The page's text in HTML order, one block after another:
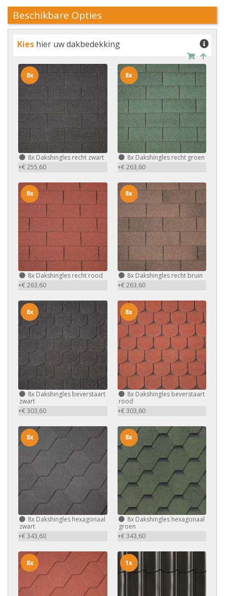
Beschikbare Opties
Kies hier uw dakbedekking
8x Dakshingles recht zwart
+€ 255,60
8x
8xDakshingles recht groen
+€ 263,60
8x
8x Dakshingles recht rood
+€ 263,60
8x
8xDakshingles recht bruin
+€ 263,60
8x
8x Dakshingles beverstaart
zwart
+€ 303,60
8x
8xDakshingles beverstaart
rood
+€ 303,60
8x
8x Dakshingles hexagonaal
zwart
+€ 343,60
8x
8xDakshingles hexagonaal
groen
+€ 343,60
8x
8x 1x